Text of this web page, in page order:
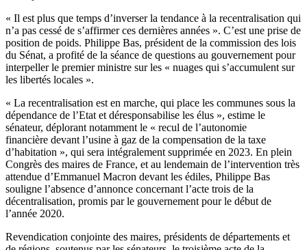
« Il est plus que temps d’inverser la tendance à la recentralisation qui
n’a pas cessé de s’affirmer ces dernières années ». C’est une prise de
position de poids. Philippe Bas, président de la commission des lois
du Sénat, a profité de la séance de questions au gouvernement pour
interpeller le premier ministre sur les « nuages qui s’accumulent sur
les libertés locales ».
« La recentralisation est en marche, qui place les communes sous la
dépendance de l’Etat et déresponsabilise les élus », estime le
sénateur, déplorant notamment le « recul de l’autonomie
financière devant l’usine à gaz de la compensation de la taxe
d’habitation », qui sera intégralement supprimée en 2023. En plein
Congrès des maires de France, et au lendemain de l’intervention très
attendue d’Emmanuel Macron devant les édiles, Philippe Bas
souligne l’absence d’annonce concernant l’acte trois de la
décentralisation, promis par le gouvernement pour le début de
l’année 2020.
Revendication conjointe des maires, présidents de départements et